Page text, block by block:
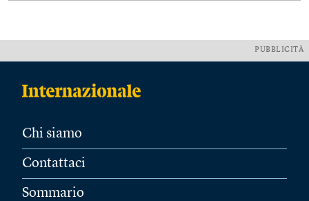
PUBBLICITÀ
Chi siamo
Contattaci
Sommario